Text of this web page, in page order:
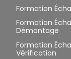
Formation
Formation
Démontage
Formation
Vérification